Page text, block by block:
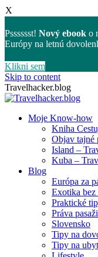
X
Psssssst! Nový ebook o
Európy na letnú
Klikni sem
Skip to content
Travelhacker.blog
Moje Know-how
Kniha
Objav tajné
Island –
Kuba –
Blog
Európa za
Exotika
Praktické
Práva
Slovensko
Tipy na
Tipy na